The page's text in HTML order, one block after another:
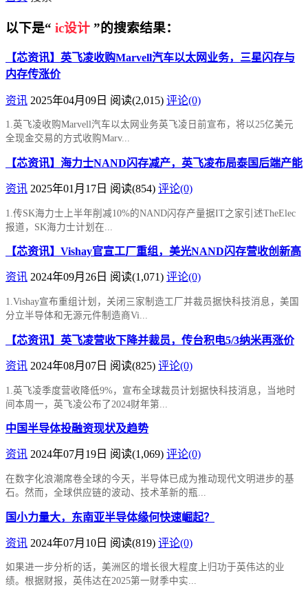
以下是“ ic设计 ”的搜索结果：
【芯资讯】英飞凌收购Marvell汽车以太网业务，三星闪存与
内存传涨价
资讯 2025年04月09日 阅读(2,015) 评论(0)
1.英飞凌收购Marvell汽车以太网业务英飞凌日前宣布，将以25亿美元
全现金交易的方式收购Marv...
【芯资讯】海力士NAND闪存减产，英飞凌布局泰国后端产能
资讯 2025年01月17日 阅读(854) 评论(0)
1.传SK海力士上半年削减10%的NAND闪存产量据IT之家引述TheElec
报道，SK海力士计划在...
【芯资讯】Vishay官宣工厂重组，美光NAND闪存营收创新高
资讯 2024年09月26日 阅读(1,071) 评论(0)
1.Vishay宣布重组计划，关闭三家制造工厂并裁员据快科技消息，美国
分立半导体和无源元件制造商Vi...
【芯资讯】英飞凌营收下降并裁员，传台积电5/3纳米再涨价
资讯 2024年08月07日 阅读(825) 评论(0)
1.英飞凌季度营收降低9%，宣布全球裁员计划据快科技消息，当地时
间本周一，英飞凌公布了2024财年第...
中国半导体投融资现状及趋势
资讯 2024年07月19日 阅读(1,069) 评论(0)
在数字化浪潮席卷全球的今天，半导体已成为推动现代文明进步的基
石。然而，全球供应链的波动、技术革新的瓶...
国小力量大，东南亚半导体缘何快速崛起？
资讯 2024年07月10日 阅读(819) 评论(0)
如果进一步分析的话，美洲区的增长很大程度上归功于英伟达的业
绩。根据财报，英伟达在2025第一财季中实...